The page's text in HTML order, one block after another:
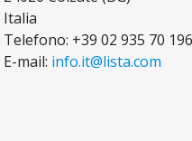
Italia
Telefono: +39 02 935 70
E-mail: info.it@lista.com